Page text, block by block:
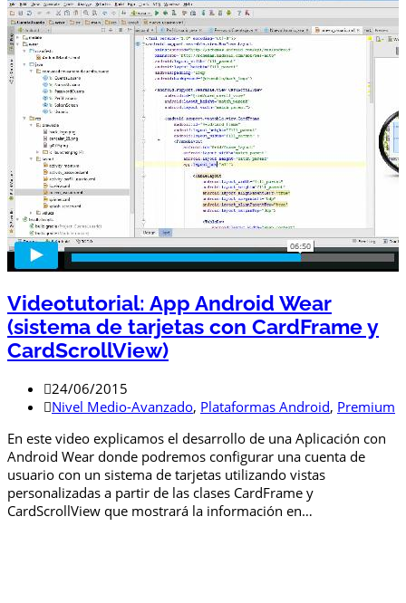
Videotutorial: App Android Wear
(sistema de tarjetas con CardFrame y
CardScrollView)
24/06/2015
Nivel Medio-Avanzado, Plataformas Android, Premium
En este video explicamos el desarrollo de una Aplicación con
Android Wear donde podremos configurar una cuenta de
usuario con un sistema de tarjetas utilizando vistas
personalizadas a partir de las clases CardFrame y
CardScrollView que mostrará la información en…